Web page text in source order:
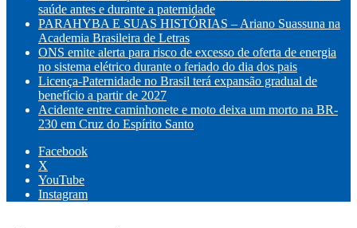
saúde antes e durante a paternidade
PARAHYBA E SUAS HISTÓRIAS – Ariano Suassuna na
Academia Brasileira de Letras
ONS emite alerta para risco de excesso de oferta de energia
no sistema elétrico durante o feriado do dia dos pais
Licença-Paternidade no Brasil terá expansão gradual de
benefício a partir de 2027
Acidente entre caminhonete e moto deixa um morto na BR-
230 em Cruz do Espírito Santo
Facebook
X
YouTube
Instagram